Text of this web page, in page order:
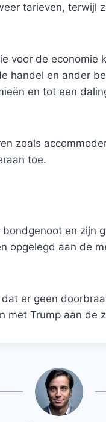
tarieven, terwijl
voor de economie
handel en ander
en tot een
zoals
toe.
en zijn
opgelegd aan de
er geen
met Trump aan de